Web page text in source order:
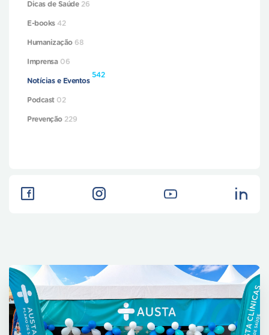
Dicas de Saúde 26
E-books 42
Humanização 68
Imprensa 06
Notícias e Eventos
542
Podcast 02
Prevenção 229